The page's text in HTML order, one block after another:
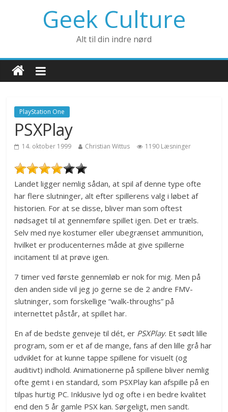
Geek Culture
Alt til din indre nørd
PlayStation One
PSXPlay
14. oktober 1999 Christian Wittus 1190 Læsninger
Landet ligger nemlig sådan, at spil af denne type ofte
har flere slutninger, alt efter spillerens valg i løbet af
historien. For at se disse, bliver man som oftest
nødsaget til at gennemføre spillet igen. Det er træls.
Selv med nye kostumer eller ubegrænset ammunition,
hvilket er producenternes måde at give spillerne
incitament til at prøve igen.
7 timer ved første gennemløb er nok for mig. Men på
den anden side vil jeg jo gerne se de 2 andre FMV-
slutninger, som forskellige “walk-throughs” på
internettet påstår, at spillet har.
En af de bedste genveje til dét, er PSXPlay. Et sødt lille
program, som er et af de mange, fans af den lille grå har
udviklet for at kunne tappe spillene for visuelt (og
auditivt) indhold. Animationerne på spillene bliver nemlig
ofte gemt i en standard, som PSXPlay kan afspille på en
tilpas hurtig PC. Inklusive lyd og ofte i en bedre kvalitet
end den 5 år gamle PSX kan. Sørgeligt, men sandt.